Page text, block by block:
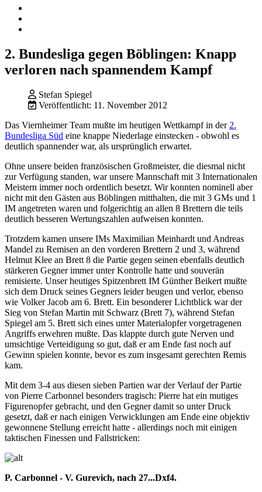
2. Bundesliga gegen Böblingen: Knapp
verloren nach spannendem Kampf
Stefan Spiegel
Veröffentlicht: 11. November 2012
Das Viernheimer Team mußte im heutigen Wettkampf in der 2.
Bundesliga Süd eine knappe Niederlage einstecken - obwohl es
deutlich spannender war, als ursprünglich erwartet.
Ohne unsere beiden französischen Großmeister, die diesmal nicht
zur Verfügung standen, war unsere Mannschaft mit 3 Internationalen
Meistern immer noch ordentlich besetzt. Wir konnten nominell aber
nicht mit den Gästen aus Böblingen mitthalten, die mit 3 GMs und 1
IM angetreten waren und folgerichtig an allen 8 Brettern die teils
deutlich besseren Wertungszahlen aufweisen konnten.
Trotzdem kamen unsere IMs Maximilian Meinhardt und Andreas
Mandel zu Remisen an den vorderen Brettern 2 und 3, während
Helmut Klee an Brett 8 die Partie gegen seinen ebenfalls deutlich
stärkeren Gegner immer unter Kontrolle hatte und souverän
remisierte. Unser heutiges Spitzenbrett IM Günther Beikert mußte
sich dem Druck seines Gegners leider beugen und verlor, ebenso
wie Volker Jacob am 6. Brett. Ein besonderer Lichtblick war der
Sieg von Stefan Martin mit Schwarz (Brett 7), während Stefan
Spiegel am 5. Brett sich eines unter Materialopfer vorgetragenen
Angriffs erwehren mußte. Das klappte durch gute Nerven und
umsichtige Verteidigung so gut, daß er am Ende fast noch auf
Gewinn spielen konnte, bevor es zum insgesamt gerechten Remis
kam.
Mit dem 3-4 aus diesen sieben Partien war der Verlauf der Partie
von Pierre Carbonnel besonders tragisch: Pierre hat ein mutiges
Figurenopfer gebracht, und den Gegner damit so unter Druck
gesetzt, daß er nach einigen Verwicklungen am Ende eine objektiv
gewonnene Stellung erreicht hatte - allerdings noch mit einigen
taktischen Finessen und Fallstricken:
P. Carbonnel - V. Gurevich, nach 27...Dxf4.